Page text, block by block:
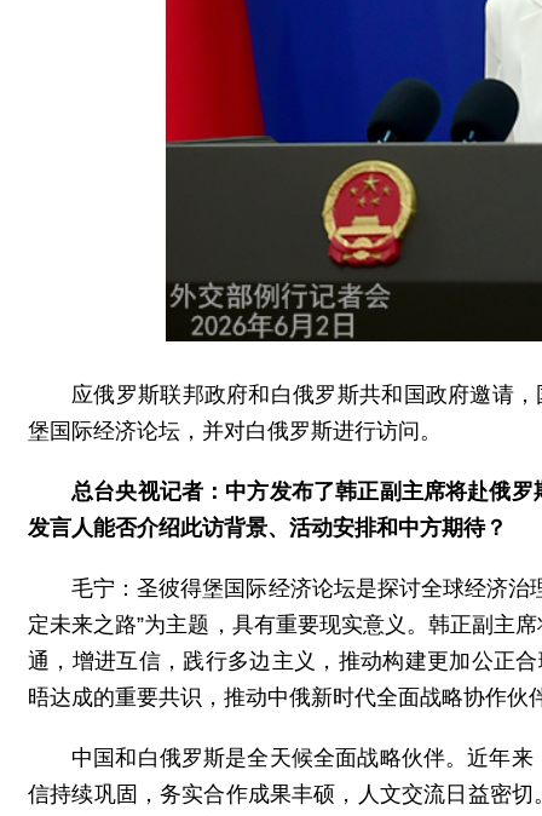
应俄罗斯联邦政府和白俄罗斯共和国政府邀请
堡国际经济论坛，并对白俄罗斯进行访问。
总台央视记者：中方发布了韩正副主席将赴俄
发言人能否介绍此访背景、活动安排和中方期待？
毛宁：圣彼得堡国际经济论坛是探讨全球经济
定未来之路”为主题，具有重要现实意义。韩正副主
通，增进互信，践行多边主义，推动构建更加公正
晤达成的重要共识，推动中俄新时代全面战略协作伙
中国和白俄罗斯是全天候全面战略伙伴。近年
信持续巩固，务实合作成果丰硕，人文交流日益密